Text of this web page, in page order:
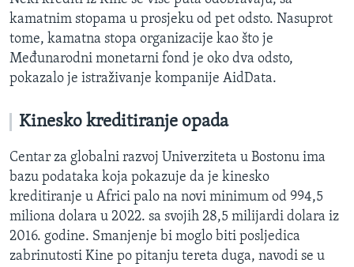
kamatnim stopama u prosjeku od pet odsto. Nasuprot
tome, kamatna stopa organizacije kao što je
Međunarodni monetarni fond je oko dva odsto,
pokazalo je istraživanje kompanije AidData.
Kinesko kreditiranje opada
Centar za globalni razvoj Univerziteta u Bostonu ima
bazu podataka koja pokazuje da je kinesko
kreditiranje u Africi palo na novi minimum od 994,5
miliona dolara u 2022. sa svojih 28,5 milijardi dolara iz
2016. godine. Smanjenje bi moglo biti posljedica
zabrinutosti Kine po pitanju tereta duga, navodi se u